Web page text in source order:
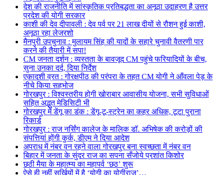
देश की राजनीति में सांस्कृतिक प्रतिबद्धता का अनूठा उदाहरण है उत्तर
प्रदेश की योगी सरकार
काशी की देव दीपावली : देव पर्व पर 21 लाख दीयों से रौशन हुई काशी,
अनूठा रहा लेजरशो
मैनपुरी उपचुनाव : मुलायम सिंह की यादों के सहारे चुनावी वैतरणी पार
करने की तैयारी में सपा!
CM जनता दर्शन : व्यस्तता के बावजूद CM पहुंचे फरियादियों के बीच,
सुना उनका दर्द, दिया निर्देश
एकादशी व्रत : गोरक्षपीठ की परंपरा के तहत CM योगी ने आँवला पेड़ के
नीचे किया सहभोज
गोरखपुर : विश्वस्तरीय होगी खोराबार आवासीय योजना, सभी सुविधाओं
सहित अद्भुत मेडिसिटी भी
गोरखपुर में डेंगू का डंक : डेंगू-टू-स्ट्रेन का कहर अधिक, टूटा पुराना
रिकार्ड
गोरखपुर : राज नर्सिंग कालेज के मालिक डॉ. अभिषेक की करोड़ों की
संपत्तियां होंगी कुर्क, डीएम ने दिया आदेश
अपराध में नंबर वन रहने वाला गोरखपुर बना स्वच्छता में नंबर वन
बिहार में जनता के सुंदर राज का सपना सँजोये प्रशांत किशोर
छठी मैया के महात्म्य का महापर्व ‘छठ’ शुरू
ऐसे ही नहीं सुर्खियों में है ‘योगी का योगीराज’…